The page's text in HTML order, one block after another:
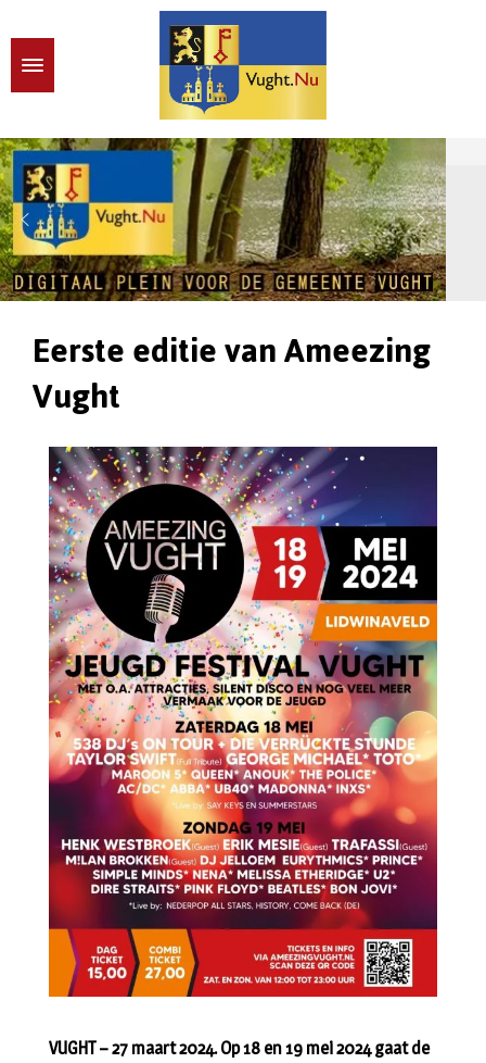
Eerste editie van Ameezing
Vught
VUGHT – 27 maart 2024. Op 18 en 19 mei 2024 gaat de